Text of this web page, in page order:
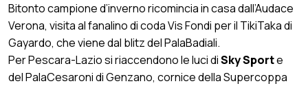
Bitonto campione d’inverno ricomincia in casa dall’Audace
Verona, visita al fanalino di coda Vis Fondi per il TikiTaka di
Gayardo, che viene dal blitz del PalaBadiali.
Per Pescara-Lazio si riaccendono le luci diSky Sporte
del PalaCesaroni di Genzano, cornice della Supercoppa